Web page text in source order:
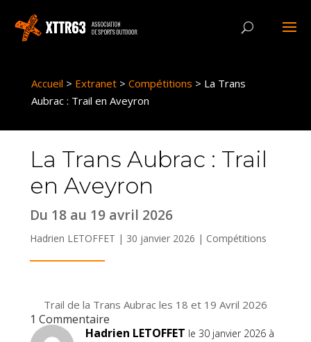
Accueil > Extranet> Compétitions > La Trans
Aubrac : Trail en Aveyron
La Trans Aubrac : Trail
en Aveyron
Du 18 au 19 avril 2026
Hadrien LETOFFET | 30 janvier 2026 | Compétitions
Trail de la Trans Aubrac les 18 et 19 Avril 2026
1 Commentaire
Hadrien LETOFFET le 30 janvier 2026 à